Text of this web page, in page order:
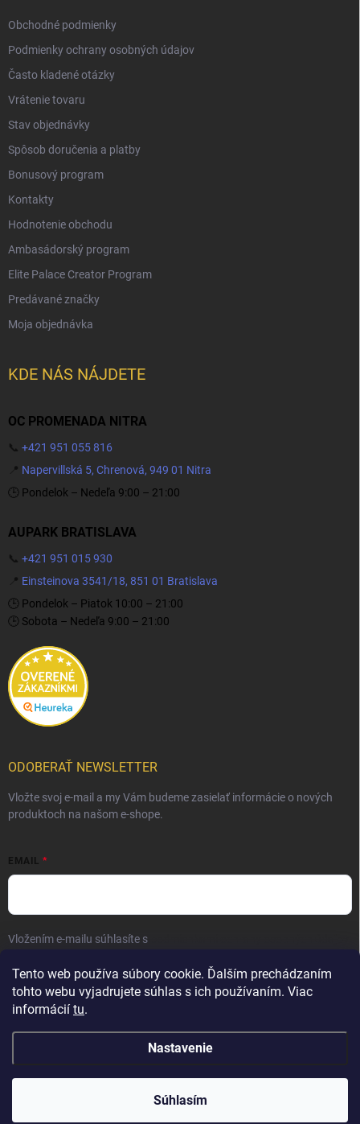
Tento web používa súbory cookie. Ďalším prechádzaním
tohto webu vyjadrujete súhlas s ich používaním. Viac
informácií tu.
Nastavenie
Súhlasím
Obchodné podmienky
Podmienky ochrany osobných údajov
Často kladené otázky
Vrátenie tovaru
Stav objednávky
Spôsob doručenia a platby
Bonusový program
Kontakty
Hodnotenie obchodu
Ambasádorský program
Elite Palace Creator Program
Predávané značky
Moja objednávka
KDE NÁS NÁJDETE
OC PROMENADA NITRA
📞 +421 951 055 816
📍 Napervillská 5, Chrenová, 949 01 Nitra
🕒 Pondelok – Nedeľa 9:00 – 21:00
AUPARK BRATISLAVA
📞 +421 951 015 930
📍 Einsteinova 3541/18, 851 01 Bratislava
🕒 Pondelok – Piatok 10:00 – 21:00
🕒 Sobota – Nedeľa 9:00 – 21:00
ODOBERAŤ NEWSLETTER
Vložte svoj e-mail a my Vám budeme zasielať informácie o nových
produktoch na našom e-shope.
EMAIL
Vložením e-mailu súhlasíte s
Prihlásiť sa
Elite Palace . Všetky práva vyhradené.